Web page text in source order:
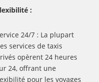
:
24/7 : La plupart
services de taxis
opèrent 24 heures
24, offrant une
pour les voyages